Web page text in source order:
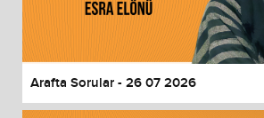
End of dialog window.
Arafta Sorular - 26 07 2026